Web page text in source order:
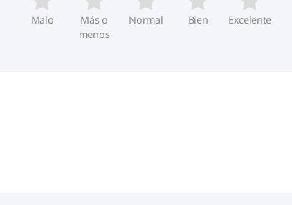
Malo
Más o
menos
Normal Bien Excelente